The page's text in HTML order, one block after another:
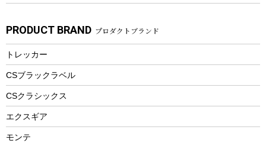
マグカップ、カップ
ステンレスボトル
フードボトル
トレー
ランチョンマット
その他アウトドア雑貨
スプレー関係
ツール、他
ヘルメット
エアーポンプ
アクセサリー
自転車ウェア
ラッシュガード
パラソル
フローティングベスト
ヘルメット
エアーポンプ
ビーチテント
ウィンター
湯たんぽ
防災用品
PRODUCT BRAND プロダクトブランド
トレッカー
CSブラックラベル
CSクラシックス
エクスギア
モンテ